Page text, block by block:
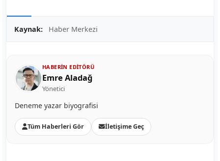
Kaynak: Haber Merkezi
HABERIN EDITÖRÜ
Emre Aladağ
Yönetici
Deneme yazar biyografisi
Tüm Haberleri Gör İletişime Geç